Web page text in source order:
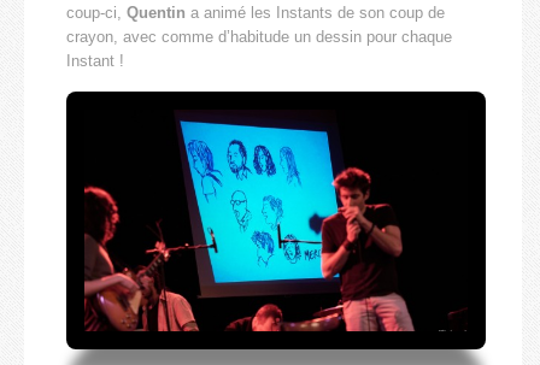
coup-ci, Quentin a animé les Instants de son coup de
crayon, avec comme d’habitude un dessin pour chaque
Instant !